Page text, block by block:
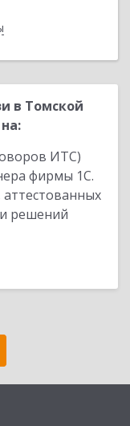
в Томской
ИТС)
фирмы 1С.
решений